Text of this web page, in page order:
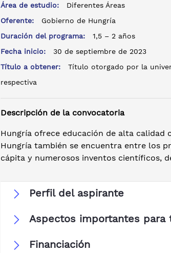
Área de estudio:
Diferentes Áreas
Oferente:
Gobierno de Hungría
Duración del programa:
1,5 – 2 años
Fecha inicio:
30 de septiembre de 2023
Título a obtener:
Título otorgado por la
respectiva
Descripción de la convocatoria
Hungría ofrece educación de alta calidad
Hungría también se encuentra entre los
cápita y numerosos inventos científicos,
Perfil del aspirante
Aspectos importantes para
Financiación